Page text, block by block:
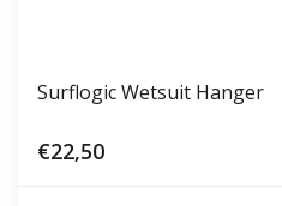
Surflogic Wetsuit Hanger
€22,50